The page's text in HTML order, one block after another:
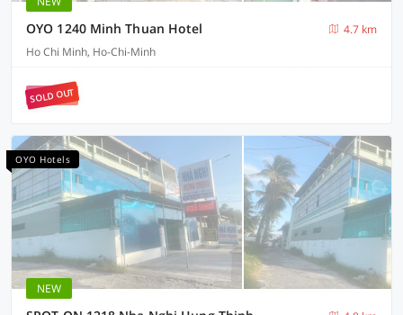
OYO 1240 Minh Thuan Hotel
4.7 km
Ho Chi Minh, Ho-Chi-Minh
SOLD OUT
OYO Hotels
NEW